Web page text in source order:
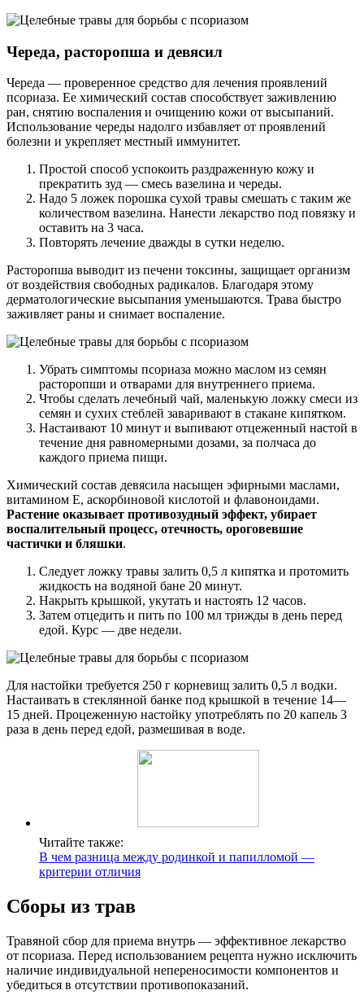
Череда, расторопша и девясил
Череда — проверенное средство для лечения проявлений
псориаза. Ее химический состав способствует заживлению
ран, снятию воспаления и очищению кожи от высыпаний.
Использование череды надолго избавляет от проявлений
болезни и укрепляет местный иммунитет.
Простой способ успокоить раздраженную кожу и
прекратить зуд — смесь вазелина и череды.
Надо 5 ложек порошка сухой травы смешать с таким же
количеством вазелина. Нанести лекарство под повязку и
оставить на 3 часа.
Повторять лечение дважды в сутки неделю.
Расторопша выводит из печени токсины, защищает организм
от воздействия свободных радикалов. Благодаря этому
дерматологические высыпания уменьшаются. Трава быстро
заживляет раны и снимает воспаление.
Убрать симптомы псориаза можно маслом из семян
расторопши и отварами для внутреннего приема.
Чтобы сделать лечебный чай, маленькую ложку смеси из
семян и сухих стеблей заваривают в стакане кипятком.
Настаивают 10 минут и выпивают отцеженный настой в
течение дня равномерными дозами, за полчаса до
каждого приема пищи.
Химический состав девясила насыщен эфирными маслами,
витамином Е, аскорбиновой кислотой и флавоноидами.
Растение оказывает противозудный эффект, убирает
воспалительный процесс, отечность, ороговевшие
частички и бляшки.
Следует ложку травы залить 0,5 л кипятка и протомить
жидкость на водяной бане 20 минут.
Накрыть крышкой, укутать и настоять 12 часов.
Затем отцедить и пить по 100 мл трижды в день перед
едой. Курс — две недели.
Для настойки требуется 250 г корневищ залить 0,5 л водки.
Настаивать в стеклянной банке под крышкой в течение 14—
15 дней. Процеженную настойку употреблять по 20 капель 3
раза в день перед едой, размешивая в воде.
Читайте также:
В чем разница между родинкой и папилломой —
критерии отличия
Сборы из трав
Травяной сбор для приема внутрь — эффективное лекарство
от псориаза. Перед использованием рецепта нужно исключить
наличие индивидуальной непереносимости компонентов и
убедиться в отсутствии противопоказаний.